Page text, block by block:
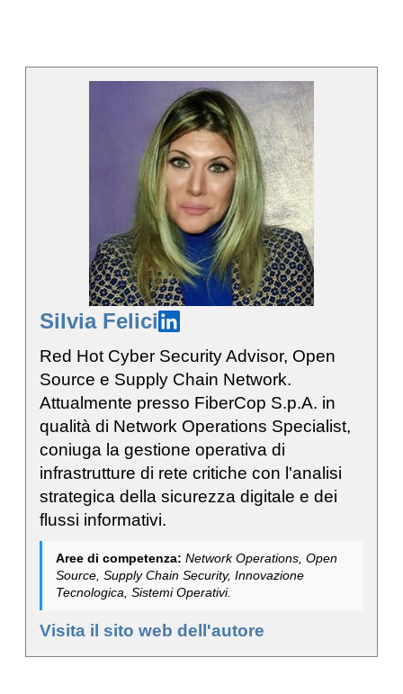
Silvia Felici
Red Hot Cyber Security Advisor, Open
Source e Supply Chain Network.
Attualmente presso FiberCop S.p.A. in
qualità di Network Operations Specialist,
coniuga la gestione operativa di
infrastrutture di rete critiche con l'analisi
strategica della sicurezza digitale e dei
flussi informativi.
Aree di competenza: Network Operations, Open
Source, Supply Chain Security, Innovazione
Tecnologica, Sistemi Operativi.
Visita il sito web dell'autore